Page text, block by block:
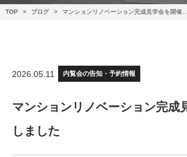
TOP ブログ マンションリノベーション完成見学会を開催…
2026.05.11 内覧会の告知・予約情報
マンションリノベーション完成
しました